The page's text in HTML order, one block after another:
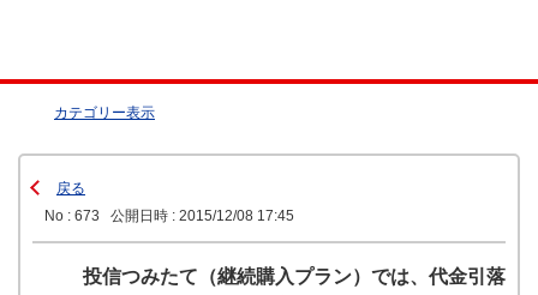
カテゴリー表示
戻る
No : 673
公開日時 : 2015/12/08 17:45
投信つみたて（継続購入プラン）では、代金引落